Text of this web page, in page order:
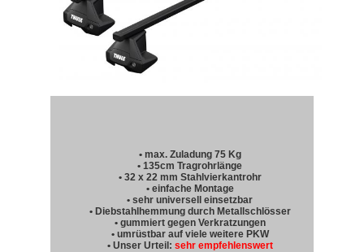
• max. Zuladung 75 Kg
• 135cm Tragrohrlänge
• 32 x 22 mm Stahlvierkantrohr
• einfache Montage
• sehr universell einsetzbar
• Diebstahlhemmung durch Metallschlösser
• gummiert gegen Verkratzungen
• umrüstbar auf viele weitere PKW
• Unser Urteil: sehr empfehlenswert